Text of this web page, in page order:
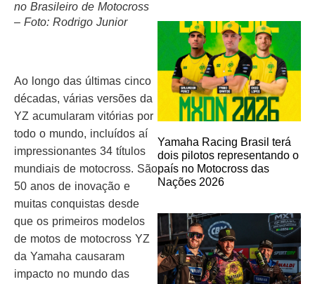
no Brasileiro de Motocross
– Foto: Rodrigo Junior
Ao longo das últimas cinco
décadas, várias versões da
YZ acumularam vitórias por
todo o mundo, incluídos aí
impressionantes 34 títulos
mundiais de motocross. São
50 anos de inovação e
muitas conquistas desde
que os primeiros modelos
de motos de motocross YZ
da Yamaha causaram
impacto no mundo das
Yamaha Racing Brasil terá
dois pilotos representando o
país no Motocross das
Nações 2026